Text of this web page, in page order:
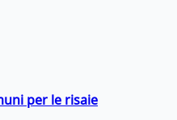
per le risaie